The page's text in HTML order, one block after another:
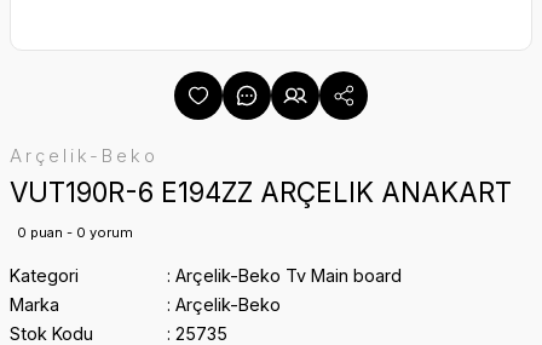
Arçelik-Beko
VUT190R-6 E194ZZ ARÇELIK ANAKART
0 puan - 0 yorum
Kategori
Arçelik-Beko Tv Main board
Marka
Arçelik-Beko
Stok Kodu
25735